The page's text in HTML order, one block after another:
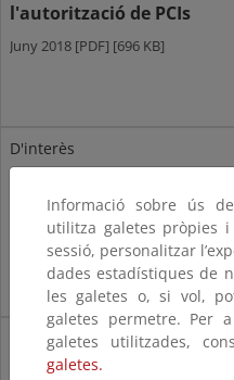
l'autorització de PCIs
Juny 2018 [PDF] [696 KB]
D'interès
Preguntes
freqüents
d'energies renovables,
cogeneració i residus.
Serveis
Publicació: L'energia a
Informació sobre ús
utilitza galetes pròpies
sessió, personalitzar
dades estadístiques de
les galetes o, si vol,
galetes permetre. Per
galetes utilitzades,
galetes.